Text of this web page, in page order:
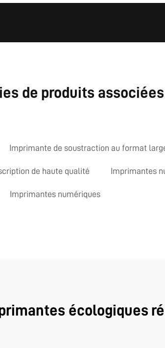
de produits associées
Imprimante de soustraction au format
de haute qualité Imprimantes
Imprimantes numériques
écologiques